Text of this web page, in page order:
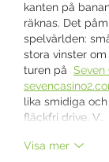
kanten på
räknas. Det
spelvärlden:
stora vinster
turen på Seven
lika smidiga
fläckfri drive. V…
Visa mer